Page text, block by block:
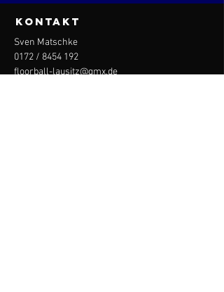
KONTAKT
Sven Matschke
0172 / 8454 192
floorball-lausitz@gmx.de